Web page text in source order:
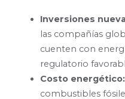
Inversiones
las compañías
cuenten con
regulatorio
Costo energético:
combustibles